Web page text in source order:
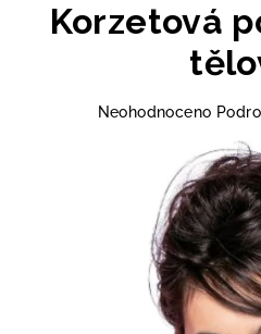
Korzetová
Průměrné
hvězdiček.
Neohodnoceno